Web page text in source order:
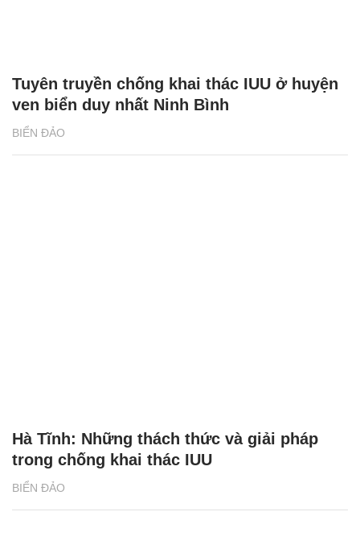
BIỂN ĐẢO
Tuyên truyền chống khai thác IUU ở huyện
ven biển duy nhất Ninh Bình
BIỂN ĐẢO
Hà Tĩnh: Những thách thức và giải pháp
trong chống khai thác IUU